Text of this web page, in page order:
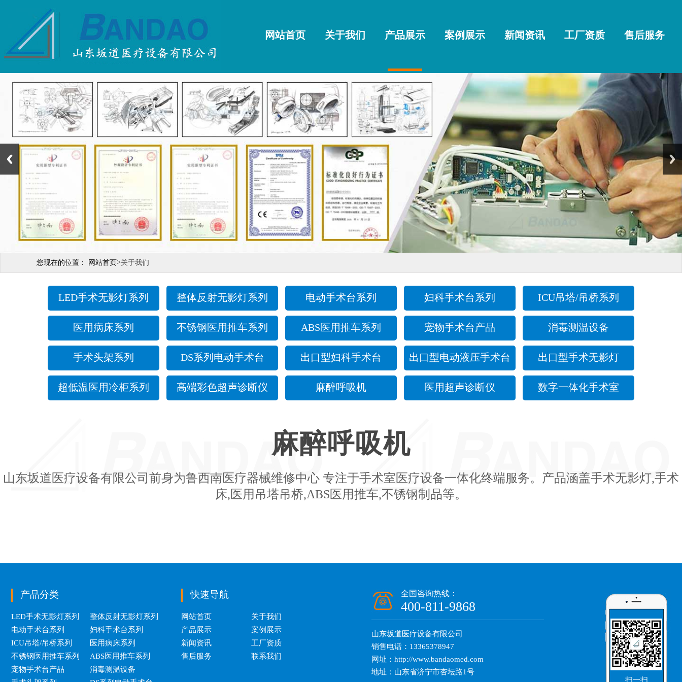
网站首页 关于我们 产品展示 案例展示 新闻资讯 工厂资质 售后服务
您现在的位置： 网站首页>关于我们
LED手术无影灯系列 整体反射无影灯系列 电动手术台系列 妇科手术台系列 ICU吊塔/吊桥系列
医用病床系列 不锈钢医用推车系列 ABS医用推车系列 宠物手术台产品 消毒测温设备
手术头架系列 DS系列电动手术台 出口型妇科手术台 出口型电动液压手术台 出口型手术无影灯
超低温医用冷柜系列 高端彩色超声诊断仪 麻醉呼吸机 医用超声诊断仪 数字一体化手术室
麻醉呼吸机
山东坂道医疗设备有限公司前身为鲁西南医疗器械维修中心 专注于手术室医疗设备一体化终端服务。产品涵盖手术无影灯,手术
床,医用吊塔吊桥,ABS医用推车,不锈钢制品等。
产品分类
LED手术无影灯系列
整体反射无影灯系列
电动手术台系列
妇科手术台系列
ICU吊塔/吊桥系列
医用病床系列
不锈钢医用推车系列
ABS医用推车系列
宠物手术台产品
消毒测温设备
快速导航
网站首页
关于我们
产品展示
案例展示
新闻资讯
工厂资质
售后服务
联系我们
全国咨询热线：
400-811-9868
山东坂道医疗设备有限公司
销售电话：13365378947
网址：http://www.bandaomed.com
地址：山东省济宁市杏坛路1号
扫一扫